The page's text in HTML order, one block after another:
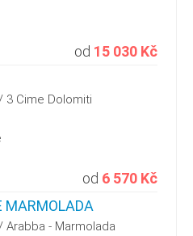
od 15 030 Kč
3 Cime Dolomiti
od 6 570 Kč
- Marmolada